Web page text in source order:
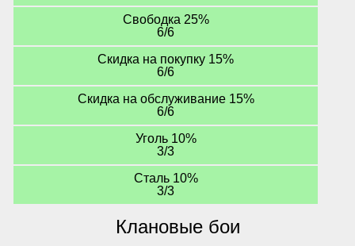
Свободка 25%
6/6
Скидка на покупку 15%
6/6
Скидка на обслуживание 15%
6/6
Уголь 10%
3/3
Сталь 10%
3/3
Клановые бои